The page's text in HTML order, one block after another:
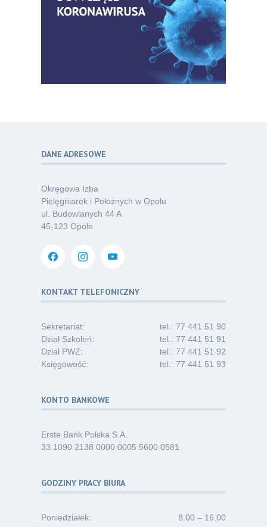
06
Zaproszenie na Ogólnopolską
Konferencję Naukową „Terminologia
w pielęgniarstwie – komunikacja,
standaryzacja, praktyka”
06
Poza sezonem, poza schematem –
o nowym spojrzeniu na profilaktykę
03
Oferta pracy – pielęgniarka/pielęgniarz
06.26
i absolwentów pielęgniarstwa
Kategoria:Komunikaty
DANE ADRESOWE
Okręgowa Izba
Pielęgniarek i Położnych w Opolu
ul. Budowlanych 44 A
45-123 Opole
KONTAKT TELEFONICZNY
Sekretariat:
tel.: 77 441 51 90
Dział Szkoleń:
tel.: 77 441 51 91
Dział PWZ:
tel.: 77 441 51 92
Księgowość:
tel.: 77 441 51 93
KONTO BANKOWE
Erste Bank Polska S.A.
33 1090 2138 0000 0005 5600 0581
GODZINY PRACY BIURA
Poniedziałek:
8.00 – 16.00